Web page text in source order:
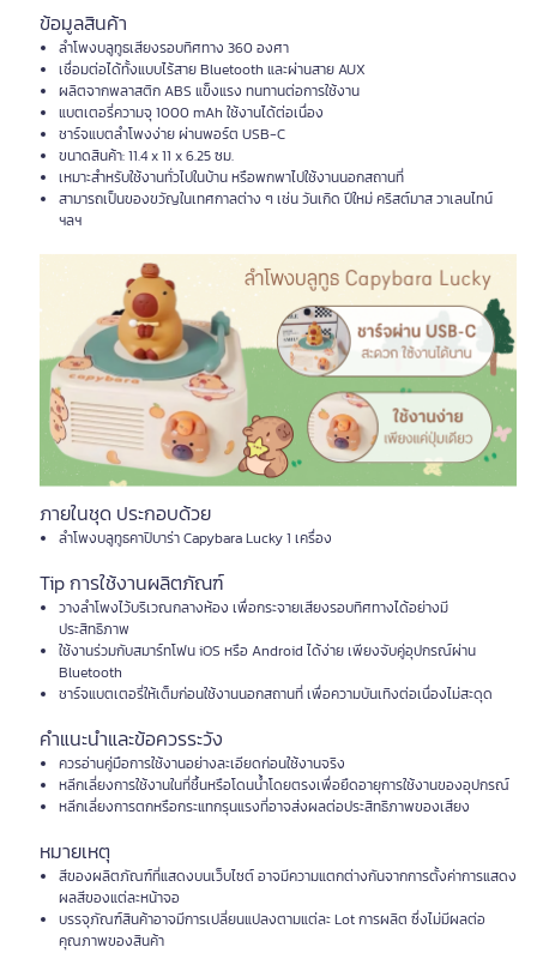
ข้อมูลสินค้า
ลำโพงบลูทูธเสียงรอบทิศทาง 360 องศา
เชื่อมต่อได้ทั้งแบบไร้สาย Bluetooth และผ่านสาย AUX
ผลิตจากพลาสติก ABS แข็งแรง ทนทานต่อการใช้งาน
แบตเตอรี่ความจุ 1000 mAh ใช้งานได้ต่อเนื่อง
ชาร์จแบตลำโพงง่าย ผ่านพอร์ต USB-C
ขนาดสินค้า: 11.4 x 11 x 6.25 ซม.
เหมาะสำหรับใช้งานทั่วไปในบ้าน หรือพกพาไปใช้งานนอกสถานที่
สามารถเป็นของขวัญในเทศกาลต่าง ๆ เช่น วันเกิด ปีใหม่ คริสต์มาส วาเลนไทน์
ฯลฯ
ภายในชุด ประกอบด้วย
ลำโพงบลูทูธคาปิบาร่า Capybara Lucky 1 เครื่อง
Tip การใช้งานผลิตภัณฑ์
วางลำโพงไว้บริเวณกลางห้อง เพื่อกระจายเสียงรอบทิศทางได้อย่างมี
ประสิทธิภาพ
ใช้งานร่วมกับสมาร์ทโฟน iOS หรือ Android ได้ง่าย เพียงจับคู่อุปกรณ์ผ่าน
Bluetooth
ชาร์จแบตเตอรี่ให้เต็มก่อนใช้งานนอกสถานที่ เพื่อความบันเทิงต่อเนื่องไม่สะดุด
คำแนะนำและข้อควรระวัง
ควรอ่านคู่มือการใช้งานอย่างละเอียดก่อนใช้งานจริง
หลีกเลี่ยงการใช้งานในที่ชื้นหรือโดนน้ำโดยตรงเพื่อยืดอายุการใช้งานของอุปกรณ์
หลีกเลี่ยงการตกหรือกระแทกรุนแรงที่อาจส่งผลต่อประสิทธิภาพของเสียง
หมายเหตุ
สีของผลิตภัณฑ์ที่แสดงบนเว็บไซต์ อาจมีความแตกต่างกันจากการตั้งค่าการแสดง
ผลสีของแต่ละหน้าจอ
บรรจุภัณฑ์สินค้าอาจมีการเปลี่ยนแปลงตามแต่ละ Lot การผลิต ซึ่งไม่มีผลต่อ
คุณภาพของสินค้า